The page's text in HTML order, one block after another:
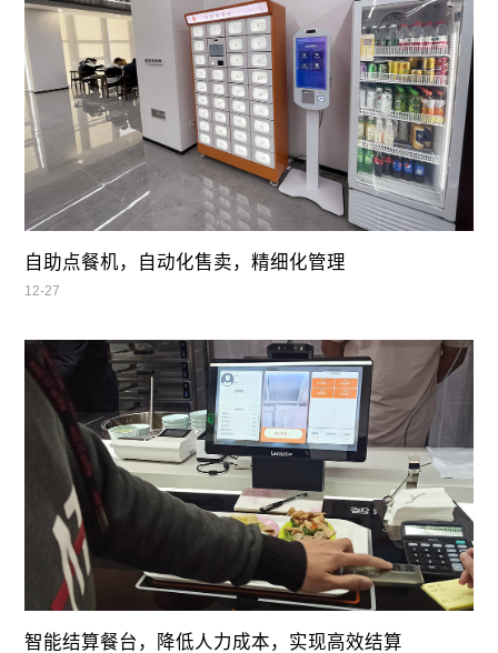
自助点餐机，自动化售卖，精细化管理
12-27
智能结算餐台，降低人力成本，实现高效结算